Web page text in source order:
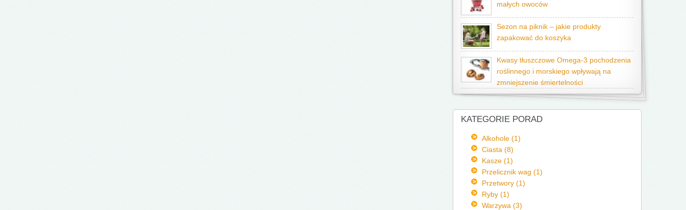
małych owoców
Sezon na piknik – jakie produkty
zapakować do koszyka
Kwasy tłuszczowe Omega-3 pochodzenia
roślinnego i morskiego wpływają na
zmniejszenie śmiertelności
KATEGORIE PORAD
Alkohole (1)
Ciasta (8)
Kasze (1)
Przelicznik wag (1)
Przetwory (1)
Ryby (1)
Warzywa (3)